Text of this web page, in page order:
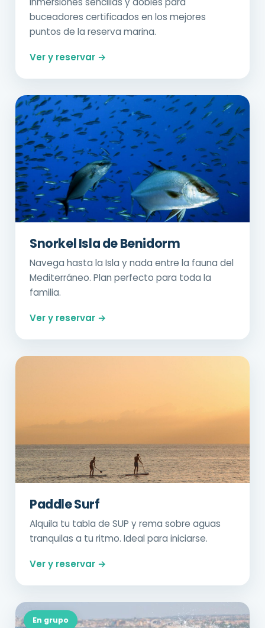
buceadores certificados en los mejores
puntos de la reserva marina.
Ver y reservar →
Snorkel Isla de Benidorm
Navega hasta la Isla y nada entre la fauna del
Mediterráneo. Plan perfecto para toda la
familia.
Ver y reservar →
Paddle Surf
Alquila tu tabla de SUP y rema sobre aguas
tranquilas a tu ritmo. Ideal para iniciarse.
Ver y reservar →
En grupo